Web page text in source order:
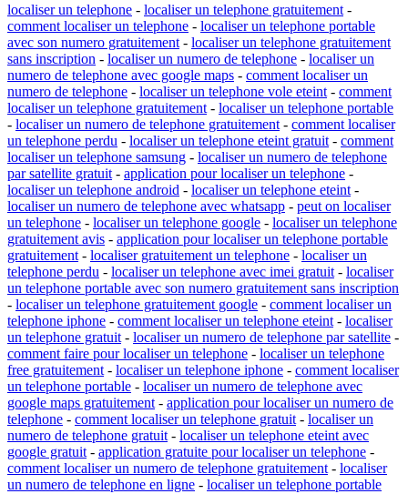
localiser un telephone - localiser un telephone gratuitement -
comment localiser un telephone - localiser un telephone portable
avec son numero gratuitement - localiser un telephone gratuitement
sans inscription - localiser un numero de telephone - localiser un
numero de telephone avec google maps - comment localiser un
numero de telephone - localiser un telephone vole eteint - comment
localiser un telephone gratuitement - localiser un telephone portable
- localiser un numero de telephone gratuitement - comment localiser
un telephone perdu - localiser un telephone eteint gratuit - comment
localiser un telephone samsung - localiser un numero de telephone
par satellite gratuit - application pour localiser un telephone -
localiser un telephone android - localiser un telephone eteint -
localiser un numero de telephone avec whatsapp - peut on localiser
un telephone - localiser un telephone google - localiser un telephone
gratuitement avis - application pour localiser un telephone portable
gratuitement - localiser gratuitement un telephone - localiser un
telephone perdu - localiser un telephone avec imei gratuit - localiser
un telephone portable avec son numero gratuitement sans inscription
- localiser un telephone gratuitement google - comment localiser un
telephone iphone - comment localiser un telephone eteint - localiser
un telephone gratuit - localiser un numero de telephone par satellite -
comment faire pour localiser un telephone - localiser un telephone
free gratuitement - localiser un telephone iphone - comment localiser
un telephone portable - localiser un numero de telephone avec
google maps gratuitement - application pour localiser un numero de
telephone - comment localiser un telephone gratuit - localiser un
numero de telephone gratuit - localiser un telephone eteint avec
google gratuit - application gratuite pour localiser un telephone -
comment localiser un numero de telephone gratuitement - localiser
un numero de telephone en ligne - localiser un telephone portable